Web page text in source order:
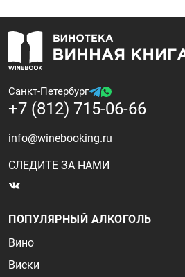
Санкт-Петербург
+7 (812) 715-06-66
info@winebooking.ru
СЛЕДИТЕ ЗА НАМИ
ПОПУЛЯРНЫЙ АЛКОГОЛЬ
Вино
Виски